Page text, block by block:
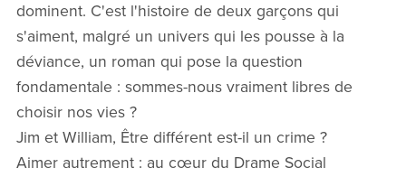
dominent. C'est l'histoire de deux garçons qui
s'aiment, malgré un univers qui les pousse à la
déviance, un roman qui pose la question
fondamentale : sommes-nous vraiment libres de
choisir nos vies ?
Jim et William, Être différent est-il un crime ?
Aimer autrement : au cœur du Drame Social